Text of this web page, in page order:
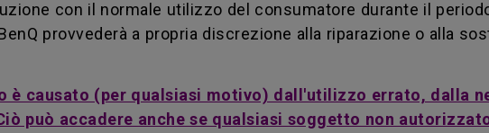
con il normale utilizzo del consumatore durante il
provvederà a propria discrezione alla riparazione o alla
è causato (per qualsiasi motivo) dall'utilizzo errato, dalla
può accadere anche se qualsiasi soggetto non